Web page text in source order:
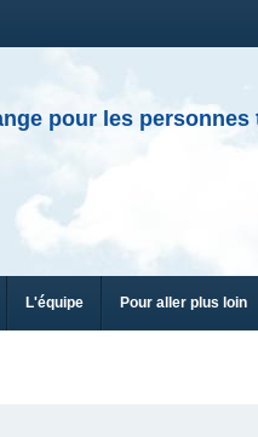
pour les
L'équipe Pour aller plus loin